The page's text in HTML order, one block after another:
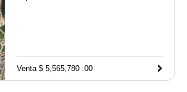
Venta $ 5,565,780 .00